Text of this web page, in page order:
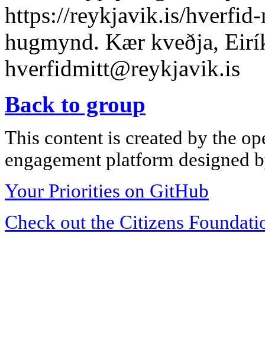
https://reykjavik.is/
hugmynd. Kær kveðja,
hverfidmitt@reykjavik.is
Back to group
This content is created by the
engagement platform designed
Your Priorities on GitHub
Check out the Citizens